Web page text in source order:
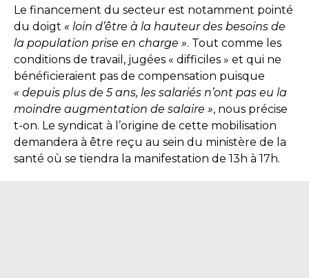
Le financement du secteur est notamment pointé
du doigt « loin d’être à la hauteur des besoins de
la population prise en charge ». Tout comme les
conditions de travail, jugées « difficiles » et qui ne
bénéficieraient pas de compensation puisque
« depuis plus de 5 ans, les salariés n’ont pas eu la
moindre augmentation de salaire », nous précise
t-on. Le syndicat à l’origine de cette mobilisation
demandera à être reçu au sein du ministère de la
santé où se tiendra la manifestation de 13h à 17h.